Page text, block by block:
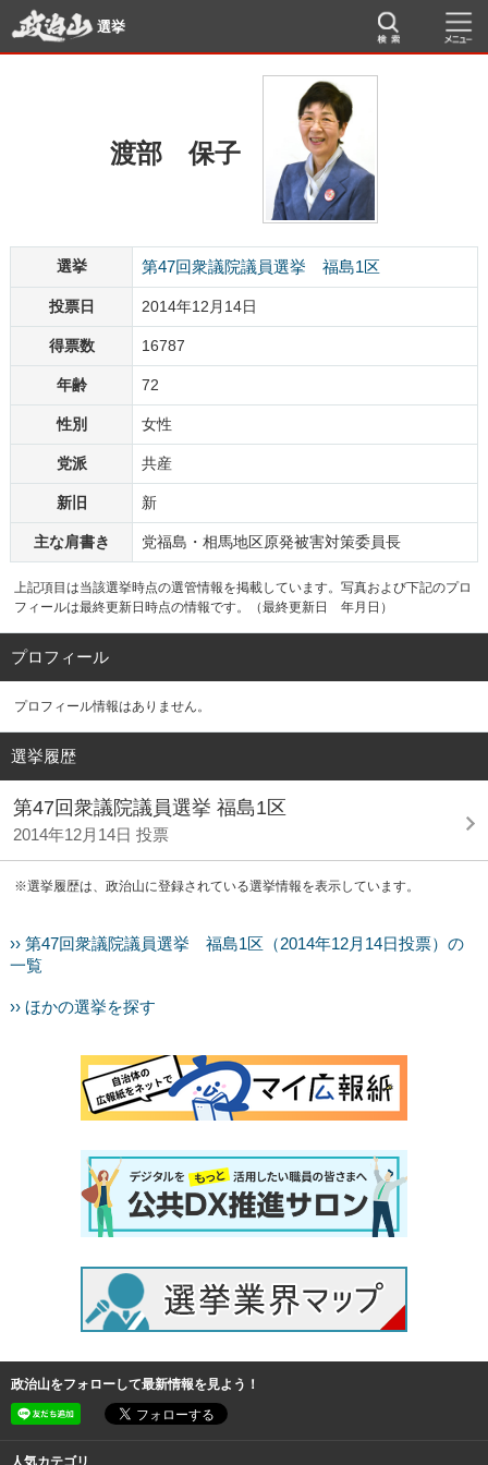
選挙
渡部 保子
選挙 第47回衆議院議員選挙 福島1区
投票日 2014年12月14日
得票数 16787
年齢 72
性別 女性
党派 共産
新旧 新
主な肩書き 党福島・相馬地区原発被害対策委員長
上記項目は当該選挙時点の選管情報を掲載しています。写真および下記のプロ
フィールは最終更新日時点の情報です。（最終更新日 年月日）
プロフィール
プロフィール情報はありません。
選挙履歴
第47回衆議院議員選挙 福島1区
2014年12月14日 投票
※選挙履歴は、政治山に登録されている選挙情報を表示しています。
›› 第47回衆議院議員選挙 福島1区（2014年12月14日投票）の
一覧
›› ほかの選挙を探す
政治山をフォローして最新情報を見よう！
人気カテゴリ